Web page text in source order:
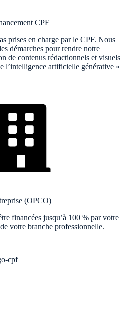
CPF
prises en charge par le CPF. Nous
démarches pour rendre notre
de contenus rédactionnels et visuels
l’intelligence artificielle générative »
(OPCO)
financées jusqu’à 100 % par votre
votre branche professionnelle.